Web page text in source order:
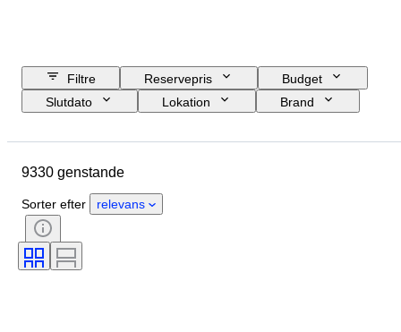
Filtre Reservepris
Budget
Slutdato
Lokation
Brand
Oprindelsesland
Tilstand
Ekstra tilbehør
Certificering
Urværk
9330 genstande
Sorter efter relevans